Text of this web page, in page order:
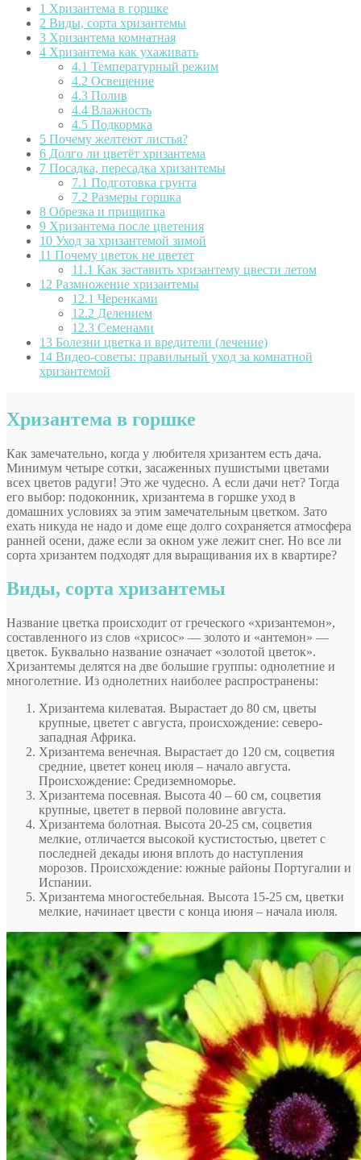
1 Хризантема в горшке
2 Виды, сорта хризантемы
3 Хризантема комнатная
4 Хризантема как ухаживать
4.1 Температурный режим
4.2 Освещение
4.3 Полив
4.4 Влажность
4.5 Подкормка
5 Почему желтеют листья?
6 Долго ли цветёт хризантема
7 Посадка, пересадка хризантемы
7.1 Подготовка грунта
7.2 Размеры горшка
8 Обрезка и прищипка
9 Хризантема после цветения
10 Уход за хризантемой зимой
11 Почему цветок не цветет
11.1 Как заставить хризантему цвести летом
12 Размножение хризантемы
12.1 Черенками
12.2 Делением
12.3 Семенами
13 Болезни цветка и вредители (лечение)
14 Видео-советы: правильный уход за комнатной
хризантемой
Хризантема в горшке
Как замечательно, когда у любителя хризантем есть дача.
Минимум четыре сотки, засаженных пушистыми цветами
всех цветов радуги! Это же чудесно. А если дачи нет? Тогда
его выбор: подоконник, хризантема в горшке уход в
домашних условиях за этим замечательным цветком. Зато
ехать никуда не надо и доме еще долго сохраняется атмосфера
ранней осени, даже если за окном уже лежит снег. Но все ли
сорта хризантем подходят для выращивания их в квартире?
Виды, сорта хризантемы
Название цветка происходит от греческого «хризантемон»,
составленного из слов «хрисос» — золото и «антемон» —
цветок. Буквально название означает «золотой цветок».
Хризантемы делятся на две большие группы: однолетние и
многолетние. Из однолетних наиболее распространены:
Хризантема килеватая. Вырастает до 80 см, цветы
крупные, цветет с августа, происхождение: северо-
западная Африка.
Хризантема венечная. Вырастает до 120 см, соцветия
средние, цветет конец июля – начало августа.
Происхождение: Средиземноморье.
Хризантема посевная. Высота 40 – 60 см, соцветия
крупные, цветет в первой половине августа.
Хризантема болотная. Высота 20-25 см, соцветия
мелкие, отличается высокой кустистостью, цветет с
последней декады июня вплоть до наступления
морозов. Происхождение: южные районы Португалии и
Испании.
Хризантема многостебельная. Высота 15-25 см, цветки
мелкие, начинает цвести с конца июня – начала июля.